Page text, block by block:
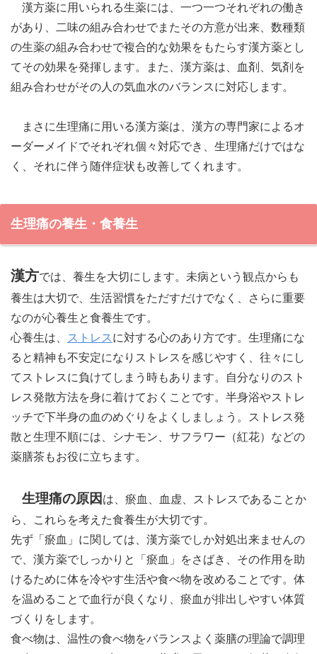
漢方薬に用いられる生薬には、一つ一つそれぞれの働き
があり、二味の組み合わせでまたその方意が出来、数種類
の生薬の組み合わせで複合的な効果をもたらす漢方薬とし
てその効果を発揮します。また、漢方薬は、血剤、気剤を
組み合わせがその人の気血水のバランスに対応します。
まさに生理痛に用いる漢方薬は、漢方の専門家によるオ
ーダーメイドでそれぞれ個々対応でき、生理痛だけではな
く、それに伴う随伴症状も改善してくれます。
生理痛の養生・食養生
漢方では、養生を大切にします。未病という観点からも
養生は大切で、生活習慣をただすだけでなく、さらに重要
なのが心養生と食養生です。
心養生は、
ストレス に対する心のあり方です。生理痛にな
ると精神も不安定になりストレスを感じやすく、往々にし
てストレスに負けてしまう時もあります。自分なりのスト
レス発散方法を身に着けておくことです。半身浴やストレ
ッチで下半身の血のめぐりをよくしましょう。ストレス発
散と生理不順には、シナモン、サフラワー（紅花）などの
薬膳茶もお役に立ちます。
生理痛の原因 は、瘀血、血虚、ストレスであることか
ら、これらを考えた食養生が大切です。
先ず「瘀血」に関しては、漢方薬でしか対処出来ませんの
で、漢方薬でしっかりと「瘀血」をさばき、その作用を助
けるために体を冷やす生活や食べ物を改めることです。体
を温めることで血行が良くなり、瘀血が排出しやすい体質
づくりをします。
食べ物は、温性の食べ物をバランスよく薬膳の理論で調理